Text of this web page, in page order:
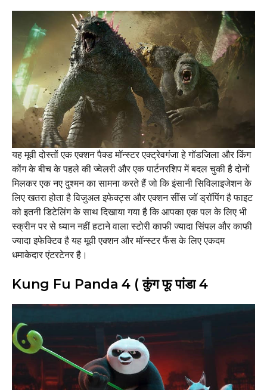
यह मूवी दोस्तों एक एक्शन पैक्ड मॉन्स्टर एक्ट्रेवगंजा हे गॉडजिला और किंग
कोंग के बीच के पहले की ज्वेलरी और एक पार्टनरशिप में बदल चुकी है दोनों
मिलकर एक नए दुश्मन का सामना करते हैं जो कि इंसानी सिविलाइजेशन के
लिए खतरा होता है विजुअल इफेक्ट्स और एक्शन सींस जॉ ड्रॉपिंग है फाइट
को इतनी डिटेलिंग के साथ दिखाया गया है कि आपका एक पल के लिए भी
स्क्रीन पर से ध्यान नहीं हटाने वाला स्टोरी काफी ज्यादा सिंपल और काफी
ज्यादा इफेक्टिव है यह मूवी एक्शन और मॉन्स्टर फैंस के लिए एकदम
धमाकेदार एंटरटेनर है।
Kung Fu Panda 4 ( कुंग फू पांडा 4